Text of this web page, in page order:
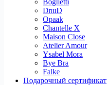
Boglietti
DnuD
Opaak
Chantelle X
Maison Close
Atelier Amour
Ysabel Mora
Bye Bra
Falke
Подарочный сертификат